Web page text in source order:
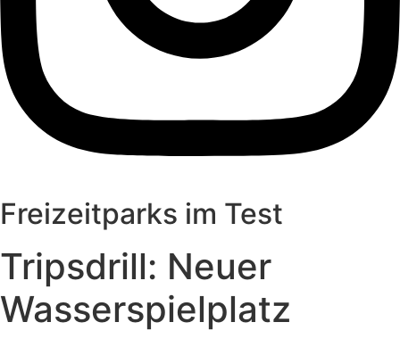
Freizeitparks im Test
Tripsdrill: Neuer
Wasserspielplatz